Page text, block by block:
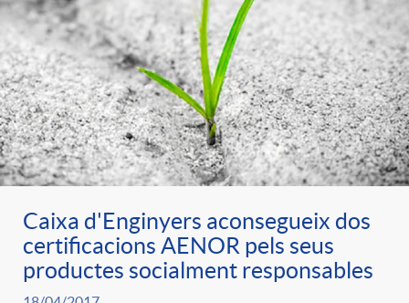
Caixa d'Enginyers aconsegueix dos
certificacions AENOR pels seus
productes socialment responsables